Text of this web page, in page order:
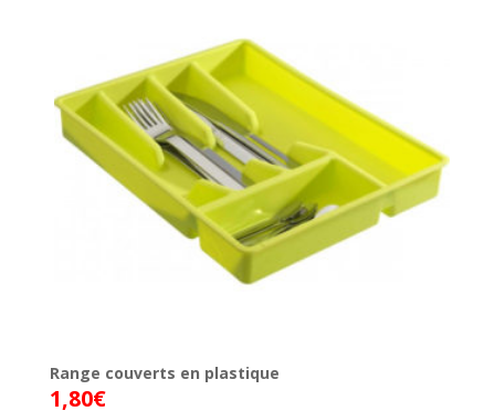
Range couverts en plastique
1,80€